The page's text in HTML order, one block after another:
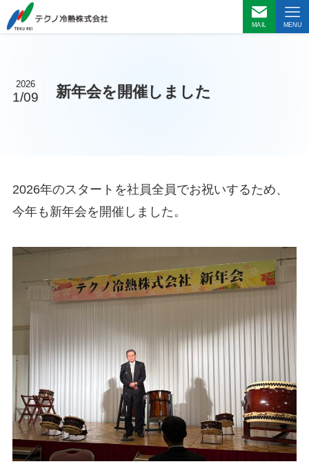
MAIL MENU
新年会を開催しました
2026
1/09
2026年のスタートを社員全員でお祝いするため、
今年も新年会を開催しました。